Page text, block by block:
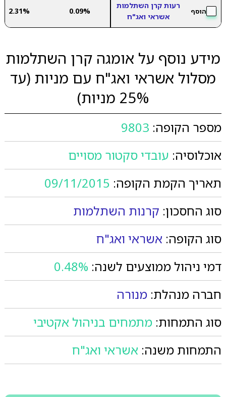
הוסף
רעות קרן השתלמות
אשראי ואג"ח
0.09%
2.31%
מידע נוסף על אומגה קרן השתלמות
מסלול אשראי ואג"ח עם מניות (עד
25% מניות)
מספר הקופה: 9803
אוכלוסיה: עובדי סקטור מסויים
תאריך הקמת הקופה: 09/11/2015
סוג החסכון: קרנות השתלמות
סוג הקופה: אשראי ואג"ח
דמי ניהול ממוצעים לשנה: 0.48%
חברה מנהלת: מנורה
סוג התמחות: מתמחים בניהול אקטיבי
התמחות משנה: אשראי ואג"ח